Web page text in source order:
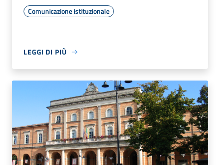
Comunicazione istituzionale
LEGGI DI PIÙ